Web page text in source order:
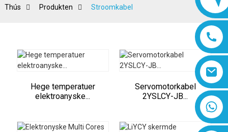
Thús Produkten Stroomkabel
Hege temperatuer
elektroanyske...
Servomotorkabel
2YSLCY-JB...